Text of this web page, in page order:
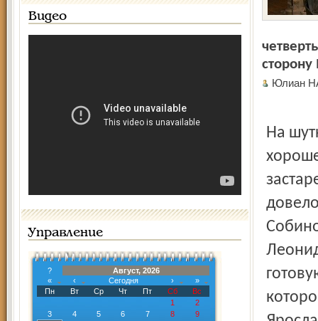
Видео
Управление
?
Август, 2026
«
‹ Сегодня ›
»
Пн
Вт Ср Чт Пт Сб
Вс
1
2
3
4 5 6 7 8
9
Юлиан
На